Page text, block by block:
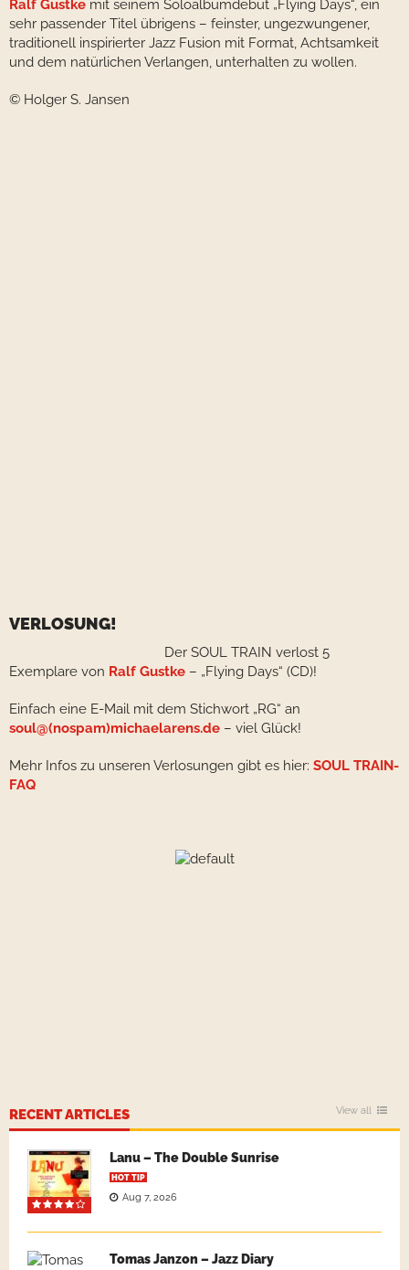
Ralf Gustke mit seinem Soloalbumdebüt „Flying Days“, ein
sehr passender Titel übrigens – feinster, ungezwungener,
traditionell inspirierter Jazz Fusion mit Format, Achtsamkeit
und dem natürlichen Verlangen, unterhalten zu wollen.
© Holger S. Jansen
VERLOSUNG!
Der SOUL TRAIN verlost 5
Exemplare von Ralf Gustke – „Flying Days“ (CD)!
Einfach eine E-Mail mit dem Stichwort „RG“ an
soul@(nospam)michaelarens.de – viel Glück!
Mehr Infos zu unseren Verlosungen gibt es hier: SOUL TRAIN-
FAQ
RECENT ARTICLES View all
Lanu – The Double Sunrise
HOT TIP
Aug 7, 2026
Tomas Janzon – Jazz Diary